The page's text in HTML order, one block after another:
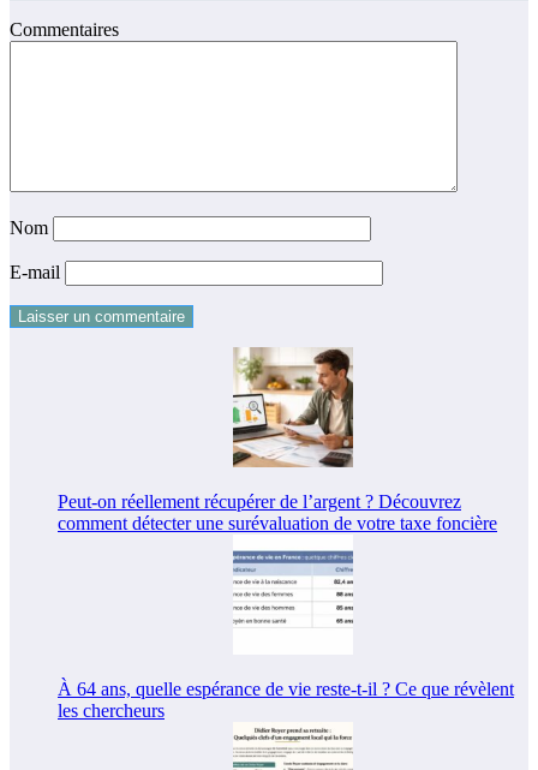
Commentaires
Nom
E-mail
Peut-on réellement récupérer de l’argent ? Découvrez
comment détecter une surévaluation de votre taxe foncière
À 64 ans, quelle espérance de vie reste-t-il ? Ce que révèlent
les chercheurs